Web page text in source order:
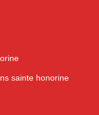
sainte honorine